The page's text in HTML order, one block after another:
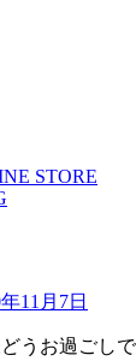
STORE
11月7日
うお過ごし